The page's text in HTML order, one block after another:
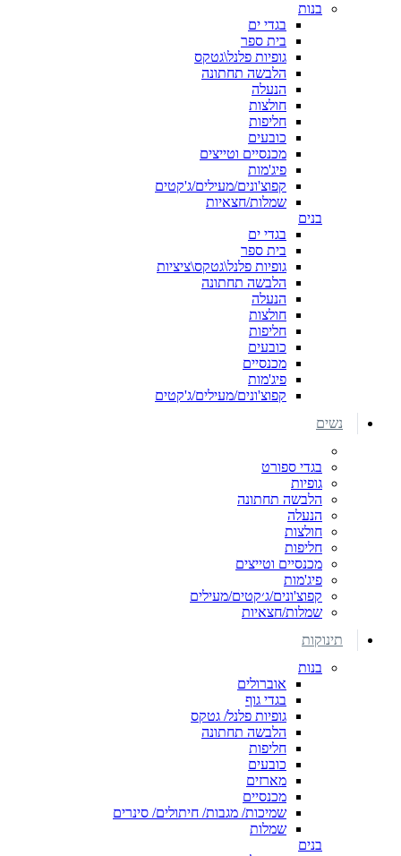
בנות
בגדי ים
בית ספר
גופיות פלנל\גטקס
הלבשה תחתונה
הנעלה
חולצות
חליפות
כובעים
מכנסיים וטייצים
פיג'מות
קפוצ'ונים/מעילים/ג'קטים
שמלות/חצאיות
בנים
בגדי ים
בית ספר
גופיות פלנל\גטקס\ציציות
הלבשה תחתונה
הנעלה
חולצות
חליפות
כובעים
מכנסיים
פיג'מות
קפוצ'ונים/מעילים/ג'קטים
נשים
בגדי ספורט
גופיות
הלבשה תחתונה
הנעלה
חולצות
חליפות
מכנסיים וטייצים
פיג'מות
קפוצ'ונים/ג׳קטים/מעילים
שמלות/חצאיות
תינוקות
בנות
אוברולים
בגדי גוף
גופיות פלנל/ גטקס
הלבשה תחתונה
חליפות
כובעים
מארזים
מכנסיים
שמיכות/ מגבות/ חיתולים/ סינרים
שמלות
בנים